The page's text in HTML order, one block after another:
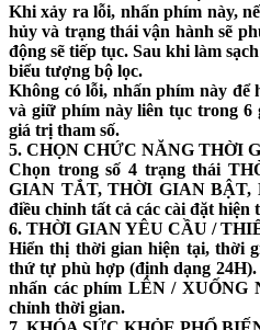
Khi xảy ra lỗi, nhấn phím này,
hủy và trạng thái vận hành sẽ
động sẽ tiếp tục. Sau khi làm
biểu tượng bộ lọc.
Không có lỗi, nhấn phím này để
và giữ phím này liên tục trong 6
giá trị tham số.
5. CHỌN CHỨC NĂNG THỜI
Chọn trong số 4 trạng thái
GIAN TẮT, THỜI GIAN BẬT,
điều chỉnh tất cả các cài đặt
6. THỜI GIAN YÊU CẦU /
Hiển thị thời gian hiện tại, thời
thứ tự phù hợp (định dạng
nhấn các phím LÊN /
chỉnh thời gian.